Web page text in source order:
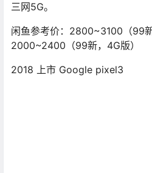
三网5G。
闲鱼参考价：2800~3100（99新
2000~2400（99新，4G版）
2018 上市 Google pixel3